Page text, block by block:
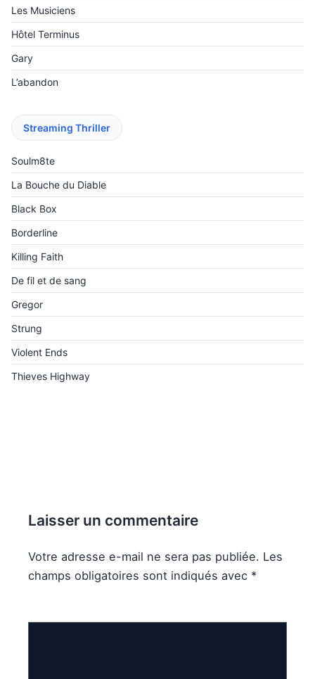
Les Musiciens
Hôtel Terminus
Gary
L’abandon
Streaming Thriller
Soulm8te
La Bouche du Diable
Black Box
Borderline
Killing Faith
De fil et de sang
Gregor
Strung
Violent Ends
Thieves Highway
Laisser un commentaire
Votre adresse e-mail ne sera pas publiée. Les
champs obligatoires sont indiqués avec *